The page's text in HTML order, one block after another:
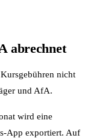
abrechnet
nicht
und AfA.
wird eine
App exportiert. Auf